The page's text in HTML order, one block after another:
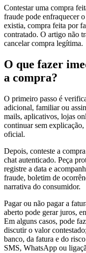
Contestar uma compra
fraude pode enfraquecer
existia, compra feita por
contratado. O artigo não
cancelar compra legítima.
O que fazer
a compra?
O primeiro passo é
adicional, familiar ou
mails, aplicativos, lojas
continuar sem
oficial.
Depois, conteste a
chat autenticado. Peça
registre a data e
fraude, boletim de
narrativa do consumidor.
Pagar ou não pagar a
aberto pode gerar juros,
Em alguns casos, pode
discutir o valor
banco, da fatura e do
SMS, WhatsApp ou